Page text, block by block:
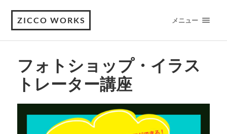
ZICCO WORKS メニュー
フォトショップ・イラス
トレーター講座